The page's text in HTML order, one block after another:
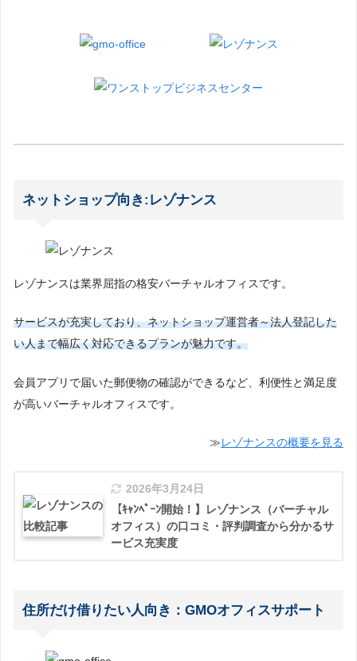
ネットショップ向き:レゾナンス
レゾナンスは業界屈指の格安バーチャルオフィスです。
サービスが充実しており、ネットショップ運営者～法人登記した
い人まで幅広く対応できるプランが魅力です。
会員アプリで届いた郵便物の確認ができるなど、利便性と満足度
が高いバーチャルオフィスです。
≫レゾナンスの概要を見る
2026年3月24日
【ｷｬﾝﾍﾟｰﾝ開始！】レゾナンス（バーチャル
オフィス）の口コミ・評判調査から分かるサ
ービス充実度
住所だけ借りたい人向き：GMOオフィスサポート